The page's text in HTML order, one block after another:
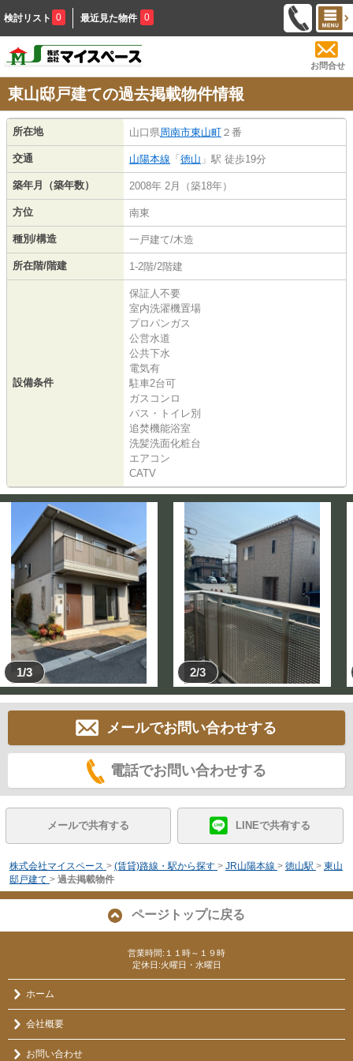
検討リスト 0 最近見た物件 0
お問合せ
東山邸戸建ての過去掲載物件情報
所在地 山口県周南市東山町 ２番
交通 山陽本線 「 徳山 」駅 徒歩19分
築年月（築年数） 2008年 2月（築18年）
方位 南東
種別/構造 一戸建て/木造
所在階/階建 1-2階/2階建
設備条件
保証人不要
室内洗濯機置場
プロパンガス
公営水道
公共下水
電気有
駐車2台可
ガスコンロ
バス・トイレ別
追焚機能浴室
洗髪洗面化粧台
エアコン
CATV
1/3 2/3
メールでお問い合わせする
電話でお問い合わせする
メールで共有する LINEで共有する
株式会社マイスペース > (賃貸)路線・駅から探す > JR山陽本線 > 徳山駅 > 東山
邸戸建て > 過去掲載物件
ページトップに戻る
営業時間:１１時～１９時
定休日:火曜日・水曜日
ホーム
会社概要
お問い合わせ